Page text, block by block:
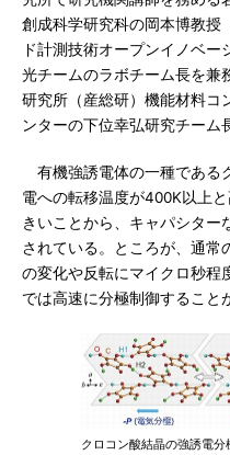
創成科学研究科の岡本博教授
ド計測技術オープンイノベ
光チームのラボチーム長を兼
研究所（産総研）機能材料コ
ンターの下位幸弘研究チーム
有機強誘電体の一種である
電への転移温度が400K以上
きいことから、キャパシター
されている。ところが、通常
の変化や反転にマイクロ秒程
では高速に分極制御すること
クロコン酸結晶の強誘電